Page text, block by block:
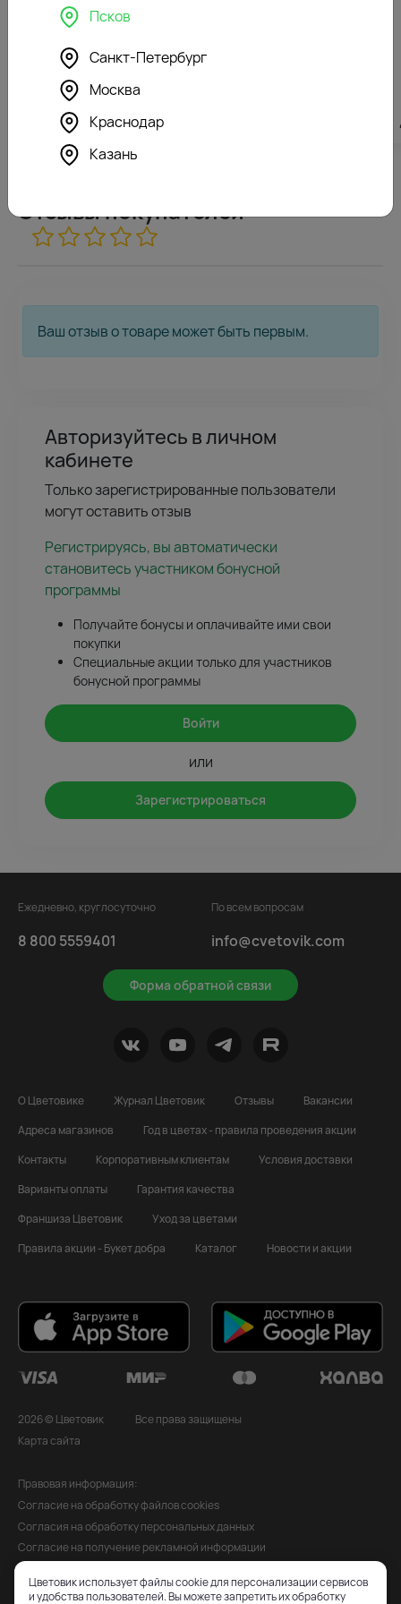
4281₽
Отзывы покупателей
Ваш отзыв о товаре может быть первым.
Авторизуйтесь в личном
кабинете
Только зарегистрированные пользователи
могут оставить отзыв
Регистрируясь, вы автоматически
становитесь участником бонусной
программы
Получайте бонусы и оплачивайте ими свои
покупки
Специальные акции только для участников
бонусной программы
Войти
или
Зарегистрироваться
Ежедневно, круглосуточно
8 800 5559401
Форма обратной связи
По всем вопросам
info@cvetovik.com
О Цветовике Журнал Цветовик Отзывы
Вакансии
Адреса магазинов
Год в цветах - правила проведения акции
Контакты
Корпоративным клиентам
Условия доставки
Варианты оплаты
Гарантия качества
Франшиза Цветовик
Уход за цветами
Правила акции - Букет добра
Каталог Новости и акции
2026 © Цветовик
Все права защищены
Карта сайта
Правовая информация:
Согласие на обработку файлов cookies
Согласия на обработку персональных данных
Согласие на получение рекламной информации
Политика обработки персональных данных
Публичная оферта
Псков
Санкт-Петербург
Москва
Краснодар
Казань
Цветовик использует файлы cookie для персонализации сервисов
и удобства пользователей. Вы можете запретить их обработку